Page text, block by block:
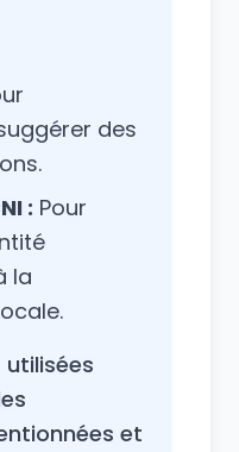
des
: Pour
la
et